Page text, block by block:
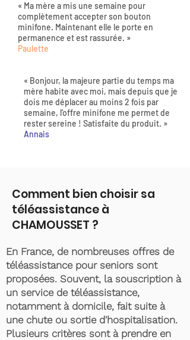
« Ma mère a mis une semaine pour
complètement accepter son bouton
minifone. Maintenant elle le porte en
permanence et est rassurée. »
Paulette
« Bonjour, la majeure partie du temps ma
mère habite avec moi, mais depuis que je
dois me déplacer au moins 2 fois par
semaine, l'offre minifone me permet de
rester sereine ! Satisfaite du produit. »
Annais
Comment bien choisir sa
téléassistance à
CHAMOUSSET ?
En France, de nombreuses offres de
téléassistance pour seniors sont
proposées. Souvent, la souscription à
un service de téléassistance,
notamment à domicile, fait suite à
une chute ou sortie d'hospitalisation.
Plusieurs critères sont à prendre en